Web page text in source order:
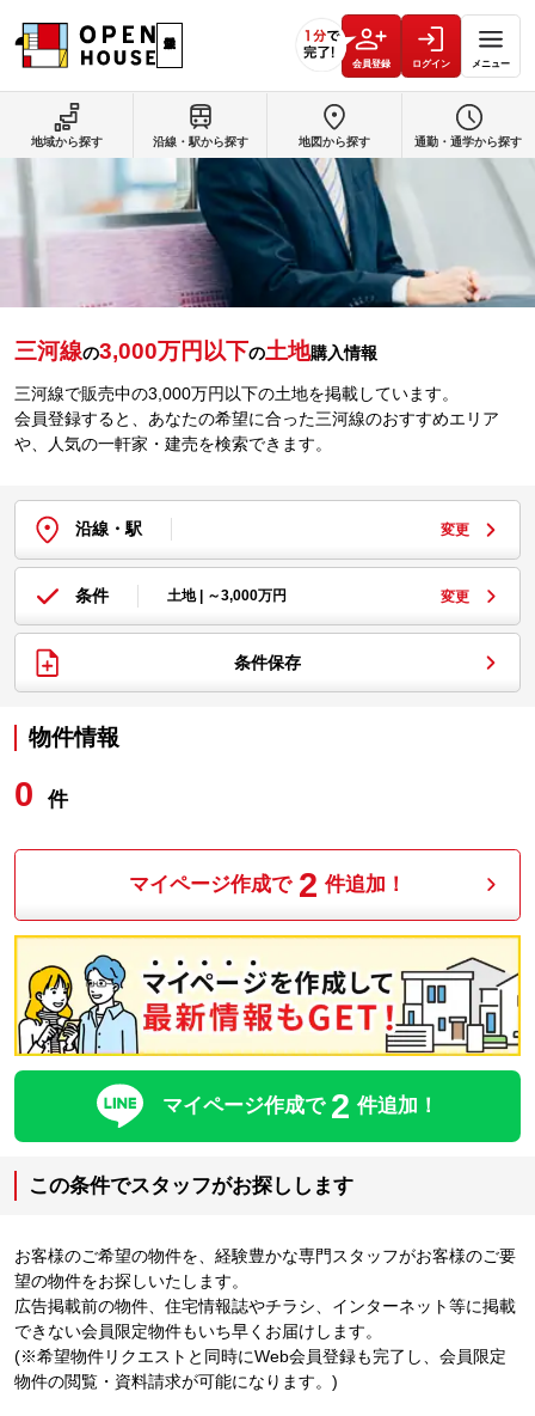
会員登録 ログイン メニュー
三河線の3,000万円以下の土地購入情報
三河線で販売中の3,000万円以下の土地を掲載しています。
会員登録すると、あなたの希望に合った三河線のおすすめエリア
や、人気の一軒家・建売を検索できます。
沿線・駅 変更
条件 土地 | ～3,000万円 変更
条件保存
物件情報
0 件
マイページ作成で 2 件追加！
マイページ作成で 2 件追加！
この条件でスタッフがお探しします
お客様のご希望の物件を、経験豊かな専門スタッフがお客様のご要
望の物件をお探しいたします。
広告掲載前の物件、住宅情報誌やチラシ、インターネット等に掲載
できない会員限定物件もいち早くお届けします。
(※希望物件リクエストと同時にWeb会員登録も完了し、会員限定
物件の閲覧・資料請求が可能になります。)
地域から探す 沿線・駅から探す 地図から探す 通勤・通学から探す